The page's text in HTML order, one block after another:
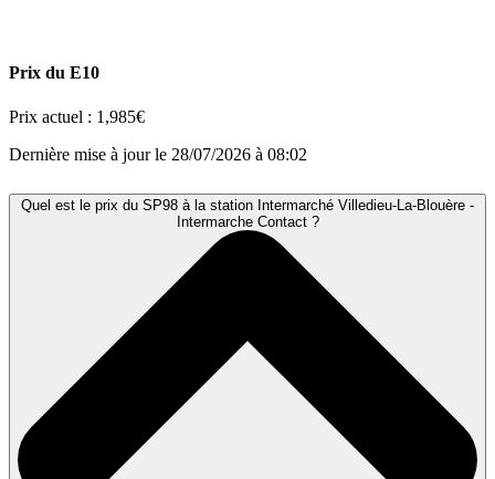
Prix du E10
Prix actuel : 1,985€
Dernière mise à jour le 28/07/2026 à 08:02
Quel est le prix du SP98 à la station Intermarché Villedieu-La-Blouère -
Intermarche Contact ?